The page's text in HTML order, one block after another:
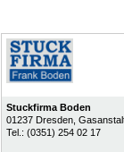
Stuckfirma Boden
01237 Dresden,
Tel.: (0351) 254 02 17